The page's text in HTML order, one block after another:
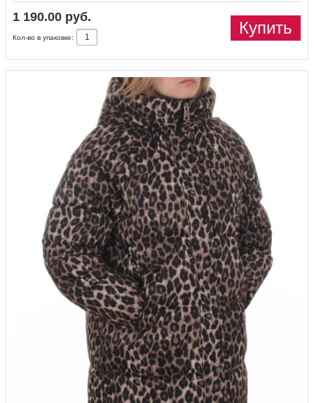
1 190.00 руб.
Купить
Кол-во в упаковке: